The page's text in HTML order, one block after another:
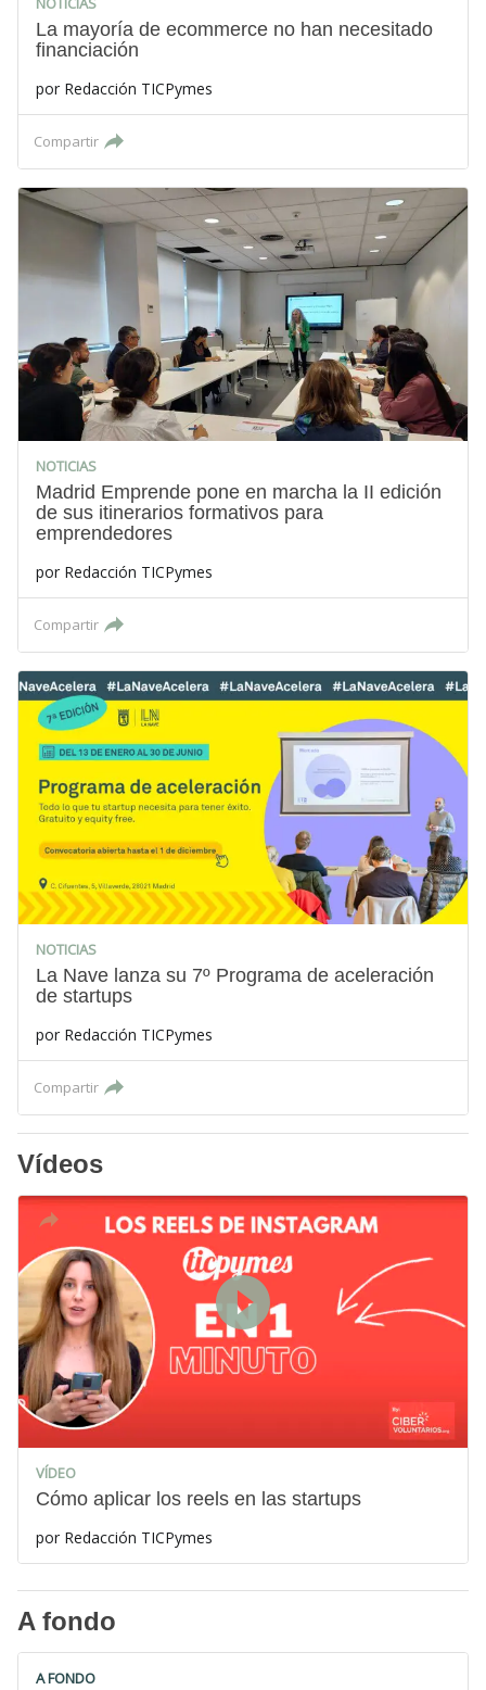
La mayoría de ecommerce no han necesitado
financiación
por Redacción TICPymes
Compartir
NOTICIAS
Madrid Emprende pone en marcha la II edición
de sus itinerarios formativos para
emprendedores
por Redacción TICPymes
Compartir
NOTICIAS
La Nave lanza su 7º Programa de aceleración
de startups
por Redacción TICPymes
Compartir
Vídeos
VÍDEO
Cómo aplicar los reels en las startups
por Redacción TICPymes
A fondo
A FONDO